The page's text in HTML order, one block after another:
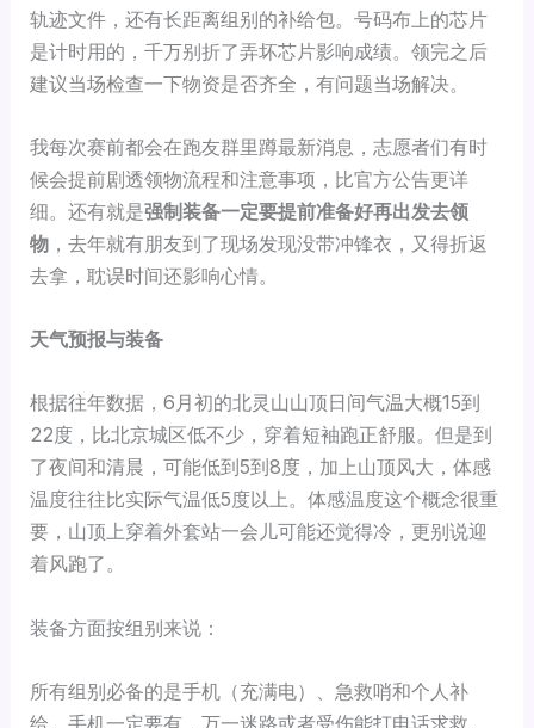
轨迹文件，还有长距离组别的补给包。号码布上的芯片
是计时用的，千万别折了弄坏芯片影响成绩。领完之后
建议当场检查一下物资是否齐全，有问题当场解决。
我每次赛前都会在跑友群里蹲最新消息，志愿者们有时
候会提前剧透领物流程和注意事项，比官方公告更详
细。还有就是强制装备一定要提前准备好再出发去领
物 ，去年就有朋友到了现场发现没带冲锋衣，又得折返
去拿，耽误时间还影响心情。
天气预报与装备
根据往年数据，6月初的北灵山山顶日间气温大概15到
22度，比北京城区低不少，穿着短袖跑正舒服。但是到
了夜间和清晨，可能低到5到8度，加上山顶风大，体感
温度往往比实际气温低5度以上。体感温度这个概念很重
要，山顶上穿着外套站一会儿可能还觉得冷，更别说迎
着风跑了。
装备方面按组别来说：
所有组别必备的是手机（充满电）、急救哨和个人补
给。手机一定要有，万一迷路或者受伤能打电话求救。